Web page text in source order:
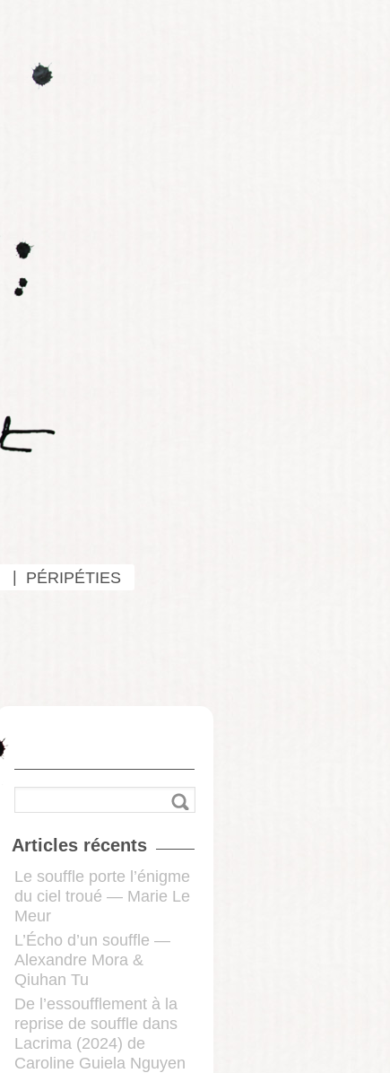
PÉRIPÉTIES
Articles récents
Le souffle porte l’énigme
du ciel troué — Marie Le
Meur
L’Écho d’un souffle —
Alexandre Mora &
Qiuhan Tu
De l’essoufflement à la
reprise de souffle dans
Lacrima (2024) de
Caroline Guiela Nguyen